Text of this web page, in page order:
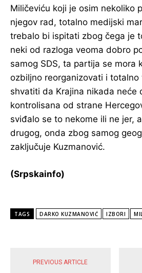
Miličeviću koji je osim nekoliko
njegov rad, totalno medijski
trebalo bi ispitati zbog čega je
neki od razloga veoma dobro
samog SDS, ta partija se mora
ozbiljno reorganizovati i
shvatiti da Krajina nikada neće
kontrolisana od strane
sviđalo se to nekome ili ne jer,
drugog, onda zbog samog
zaključuje Kuzmanović.
(Srpskainfo)
TAGS DARKO KUZMANOVIĆ IZBORI
PREVIOUS ARTICLE